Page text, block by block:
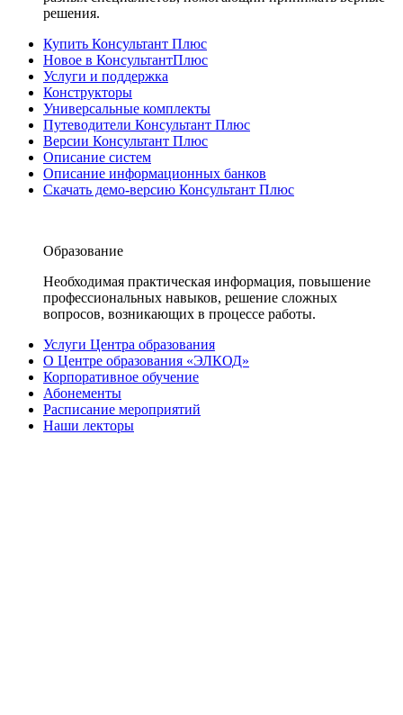
решения.
Купить Консультант Плюс
Новое в КонсультантПлюс
Услуги и поддержка
Конструкторы
Универсальные комплекты
Путеводители Консультант Плюс
Версии Консультант Плюс
Описание систем
Описание информационных банков
Скачать демо-версию Консультант Плюс
Образование
Необходимая практическая информация, повышение
профессиональных навыков, решение сложных
вопросов, возникающих в процессе работы.
Услуги Центра образования
О Центре образования «ЭЛКОД»
Корпоративное обучение
Абонементы
Расписание мероприятий
Наши лекторы